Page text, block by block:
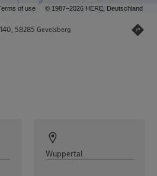
of use © 1987–2026 HERE, Deutschland
58285 Gevelsberg
Wuppertal